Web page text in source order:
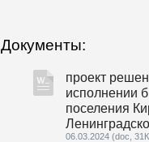
Документы:
проект
исполнении
поселения
06.03.2024 (doc,